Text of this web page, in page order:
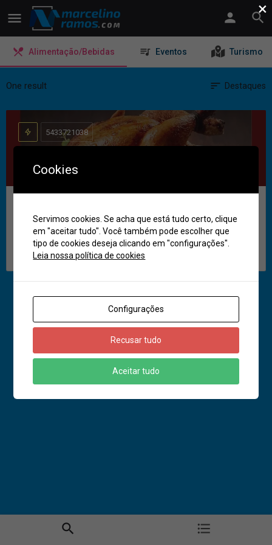
Alimentação/Bebidas Eventos Turismo
One result Destaques
Goi Gás e Bebidas
Tradição e qualidade!
Marcelino Ramos
5433721038
×
Cookies
Servimos cookies. Se acha que está tudo certo, clique
em "aceitar tudo". Você também pode escolher que
tipo de cookies deseja clicando em "configurações".
Leia nossa política de cookies
Configurações
Recusar tudo
Aceitar tudo